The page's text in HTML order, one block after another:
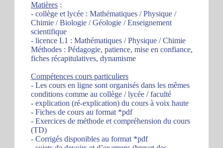
Matières :
- collège et lycée : Mathématiques / Physique /
Chimie / Biologie / Géologie / Enseignement
scientifique
- licence L1 : Mathématiques / Physique / Chimie
Méthodes : Pédagogie, patience, mise en confiance,
fiches récapitulatives, dynamisme
Compétences cours particuliers
- Les cours en ligne sont organisés dans les mêmes
conditions comme au collège / lycée / faculté
- explication (ré-explication) du cours à voix haute
- Fiches de cours au format *pdf
- Exercices de méthode et compréhension du cours
(TD)
- Corrigés disponibles au format *pdf